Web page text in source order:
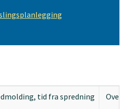
tid fra spredning